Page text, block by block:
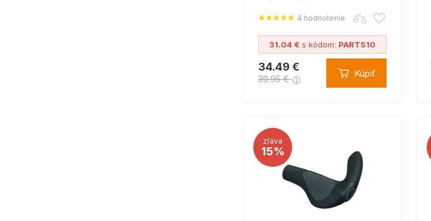
4 hodnotenie
31.04 €s kódom: PARTS10
34.49 €
39.95 € Kúpiť
zľava
15%